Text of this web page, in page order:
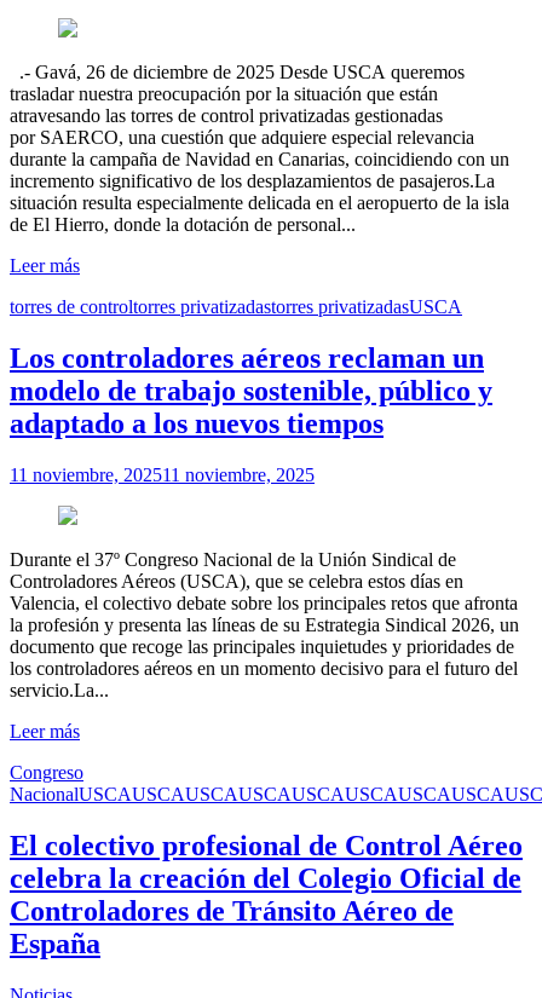
.- Gavá, 26 de diciembre de 2025 Desde USCA queremos
trasladar nuestra preocupación por la situación que están
atravesando las torres de control privatizadas gestionadas
por SAERCO, una cuestión que adquiere especial relevancia
durante la campaña de Navidad en Canarias, coincidiendo con un
incremento significativo de los desplazamientos de pasajeros.La
situación resulta especialmente delicada en el aeropuerto de la isla
de El Hierro, donde la dotación de personal...
Leer más
torres de controltorres privatizadastorres privatizadasUSCA
Los controladores aéreos reclaman un
modelo de trabajo sostenible, público y
adaptado a los nuevos tiempos
11 noviembre, 202511 noviembre, 2025
Durante el 37º Congreso Nacional de la Unión Sindical de
Controladores Aéreos (USCA), que se celebra estos días en
Valencia, el colectivo debate sobre los principales retos que afronta
la profesión y presenta las líneas de su Estrategia Sindical 2026, un
documento que recoge las principales inquietudes y prioridades de
los controladores aéreos en un momento decisivo para el futuro del
servicio.La...
Leer más
Congreso
NacionalUSCAUSCAUSCAUSCAUSCAUSCAUSCAUSCA
El colectivo profesional de Control Aéreo
celebra la creación del Colegio Oficial de
Controladores de Tránsito Aéreo de
España